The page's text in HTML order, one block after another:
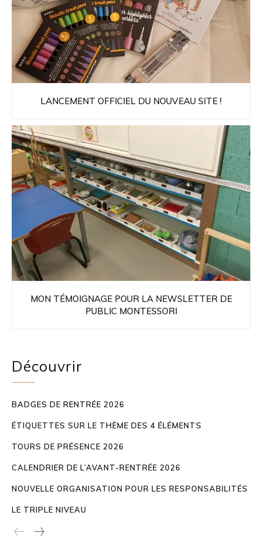
LANCEMENT OFFICIEL DU NOUVEAU SITE !
MON TÉMOIGNAGE POUR LA NEWSLETTER DE
PUBLIC MONTESSORI
Découvrir
BADGES DE RENTRÉE 2026
ÉTIQUETTES SUR LE THÈME DES 4 ÉLÉMENTS
TOURS DE PRÉSENCE 2026
CALENDRIER DE L’AVANT-RENTRÉE 2026
NOUVELLE ORGANISATION POUR LES RESPONSABILITÉS
LE TRIPLE NIVEAU